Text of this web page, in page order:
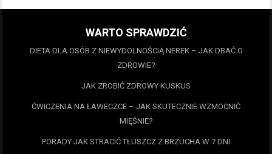
WARTO SPRAWDZIĆ
DIETA DLA OSÓB Z NIEWYDOLNOŚCIĄ NEREK – JAK DBAĆ O
ZDROWIE?
JAK ZROBIĆ ZDROWY KUSKUS
ĆWICZENIA NA ŁAWECZCE – JAK SKUTECZNIE WZMOCNIĆ
MIĘŚNIE?
PORADY JAK STRACIĆ TŁUSZCZ Z BRZUCHA W 7 DNI